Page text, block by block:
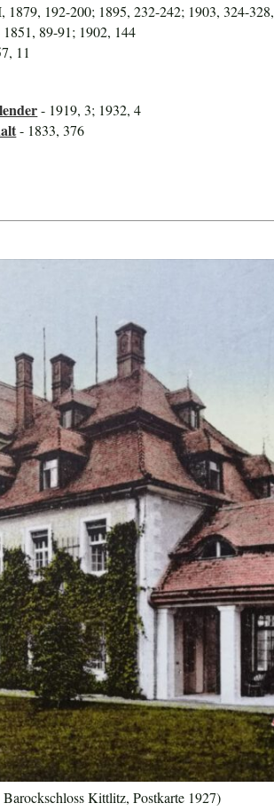
1879, 192-200; 1895, 232-242; 1903, 324-
1851, 89-91; 1902, 144
11
- 1919, 3; 1932, 4
- 1833, 376
Kittlitz, Postkarte 1927)